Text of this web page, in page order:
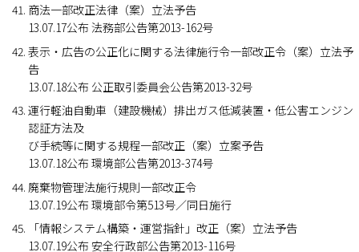
商法一部改正法律（案）立法予告
13.07.17公布 法務部公告第2013-162号
表示・広告の公正化に関する法律施行令一部改正令（案）立法予
告
13.07.18公布 公正取引委員会公告第2013-32号
運行軽油自動車（建設機械）排出ガス低減装置・低公害エンジン
認証方法及
び手続等に関する規程一部改正（案）立案予告
13.07.18公布 環境部公告第2013-374号
廃棄物管理法施行規則一部改正令
13.07.19公布 環境部令第513号／同日施行
「情報システム構築・運営指針」改正（案）立法予告
13.07.19公布 安全行政部公告第2013-116号